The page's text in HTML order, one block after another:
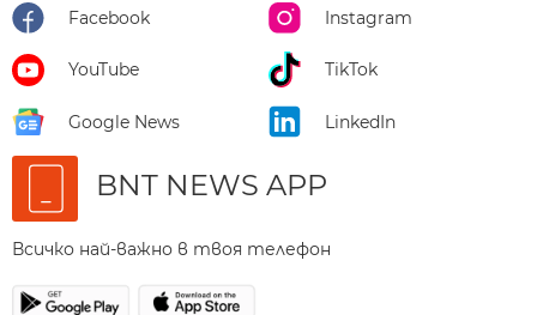
Facebook Instagram
YouTube TikTok
Google News LinkedIn
BNT NEWS APP
Всичко най-важно в твоя телефон